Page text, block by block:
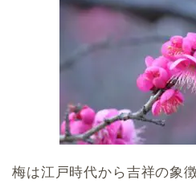
梅は江戸時代から吉祥の象